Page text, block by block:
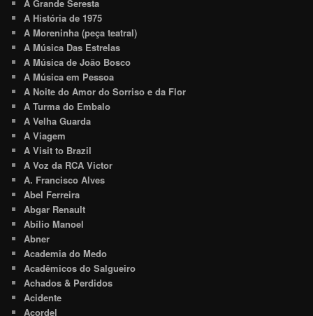
A Grande Seresta
A História de 1975
A Moreninha (peça teatral)
A Música Das Estrelas
A Música de João Bosco
A Música em Pessoa
A Noite do Amor do Sorriso e da Flor
A Turma do Embalo
A Velha Guarda
A Viagem
A Visit to Brazil
A Voz da RCA Victor
A. Francisco Alves
Abel Ferreira
Abgar Renault
Abílio Manoel
Abner
Academia do Medo
Acadêmicos do Salgueiro
Achados & Perdidos
Acidente
Acordel